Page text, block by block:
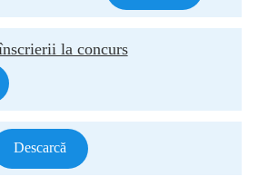
la concurs
Descarcă